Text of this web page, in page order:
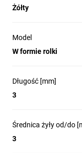
Żółty
Model
W formie rolki
Długość [mm]
3
Średnica żyły od/do
3